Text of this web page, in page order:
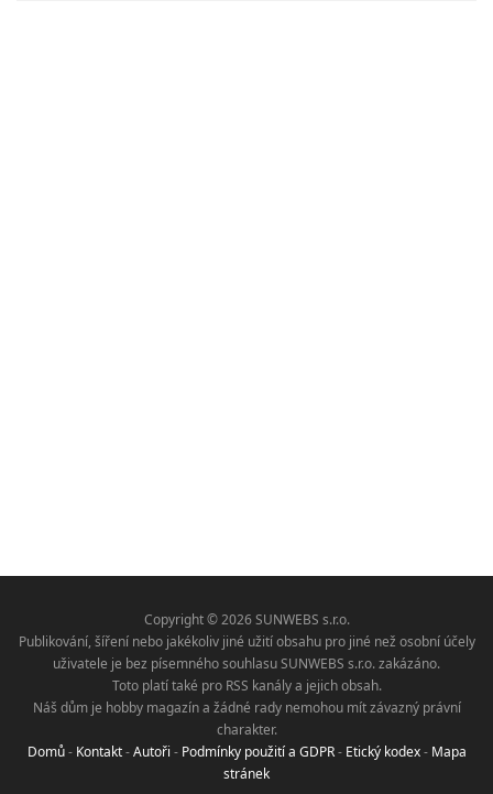
Copyright © 2026 SUNWEBS s.r.o.
Publikování, šíření nebo jakékoliv jiné užití obsahu pro jiné než osobní účely
uživatele je bez písemného souhlasu SUNWEBS s.r.o. zakázáno.
Toto platí také pro RSS kanály a jejich obsah.
Náš dům je hobby magazín a žádné rady nemohou mít závazný právní
charakter.
Domů- Kontakt-Autoři - Podmínky použití a GDPR- Etický kodex- Mapa
stránek